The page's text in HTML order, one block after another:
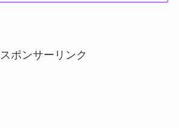
スポンサーリンク